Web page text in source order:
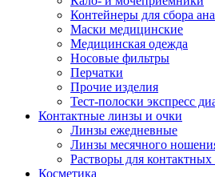
Контейнеры для сбора
Маски медицинские
Медицинская одежда
Носовые фильтры
Перчатки
Прочие изделия
Тест-полоски экспресс
Контактные линзы и очки
Линзы ежедневные
Линзы месячного
Растворы для контактных
Косметика